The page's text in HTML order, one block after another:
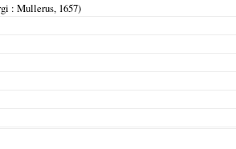
: Mullerus, 1657)